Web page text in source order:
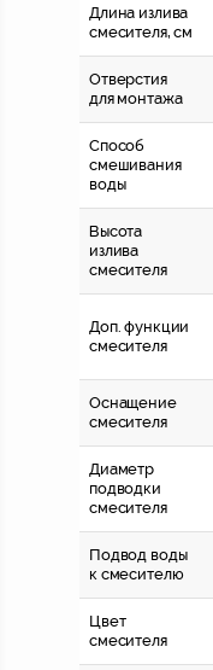
Длина излива
смесителя, см
Отверстия
для монтажа
Способ
смешивания
воды
Высота
излива
смесителя
Доп. функции
смесителя
Оснащение
смесителя
Диаметр
подводки
смесителя
Подвод воды
к смесителю
Цвет
смесителя